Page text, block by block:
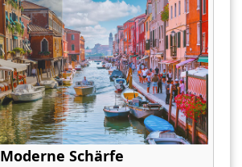
Moderne Schärfe